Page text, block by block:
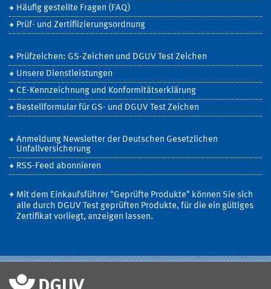
Häufig gestellte Fragen (FAQ)
Prüf- und Zertifiizierungsordnung
Prüfzeichen: GS-Zeichen und DGUV Test Zeichen
Unsere Dienstleistungen
CE-Kennzeichnung und Konformitätserklärung
Bestellformular für GS- und DGUV Test Zeichen
Anmeldung Newsletter der Deutschen Gesetzlichen
Unfallversicherung
RSS-Feed abonnieren
Mit dem Einkaufsführer "Geprüfte Produkte" können Sie sich
alle durch DGUV Test geprüften Produkte, für die ein gültiges
Zertifikat vorliegt, anzeigen lassen.